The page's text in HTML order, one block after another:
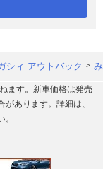
シィ アウトバック
ます。新車価格は発売
あります。詳細は、